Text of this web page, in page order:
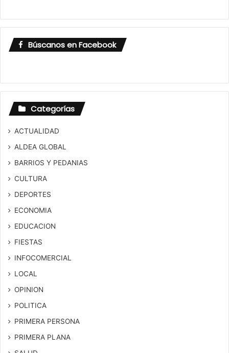
Búscanos en Facebook
Categorías
ACTUALIDAD
ALDEA GLOBAL
BARRIOS Y PEDANIAS
CULTURA
DEPORTES
ECONOMIA
EDUCACION
FIESTAS
INFOCOMERCIAL
LOCAL
OPINION
POLITICA
PRIMERA PERSONA
PRIMERA PLANA